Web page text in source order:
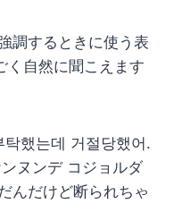
調するときに使う表
く自然に聞こえます
했는데 거절당했어.
ヌンデ コジョルダ
んだけど断られちゃ